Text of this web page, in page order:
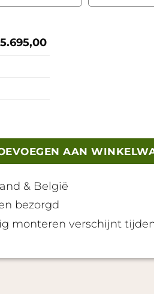
5.695,00
aantal
AAN
& België
bezorgd
monteren verschijnt